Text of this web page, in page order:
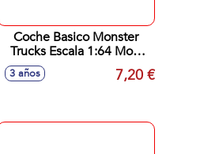
Coche Basico Monster
Trucks Escala 1:64 Mod
3 años 7,20 €